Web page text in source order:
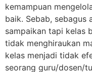
kemampuan
baik. Sebab, sebagus
sampaikan tapi kelas
tidak menghiraukan
kelas menjadi tidak
seorang guru/dosen/